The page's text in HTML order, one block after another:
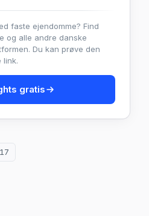
faste ejendomme? Find
og alle andre danske
Du kan prøve den
link.
gratis